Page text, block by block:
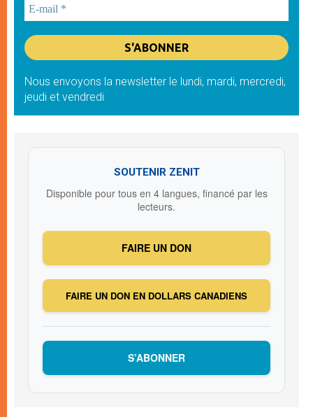
Nous envoyons la newsletter le lundi, mardi, mercredi,
jeudi et vendredi
SOUTENIR ZENIT
Disponible pour tous en 4 langues, financé par les
lecteurs.
FAIRE UN DON
FAIRE UN DON EN DOLLARS CANADIENS
S’ABONNER